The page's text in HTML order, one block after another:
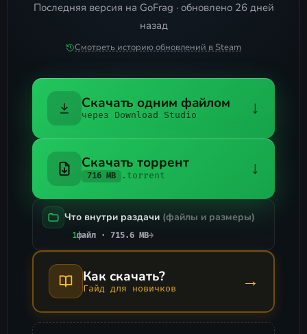
Последняя версия на GoFrag · обновлено 26 дней
назад
Смотреть историю обновлений в Steam
Скачать одним файлом
через Download Studio ↓
Скачать торрент
716 MB .torrent ↓
Что внутри раздачи (файлы и размеры)
1файл · 715.6 MB→
Как скачать?
Гайд для новичков →